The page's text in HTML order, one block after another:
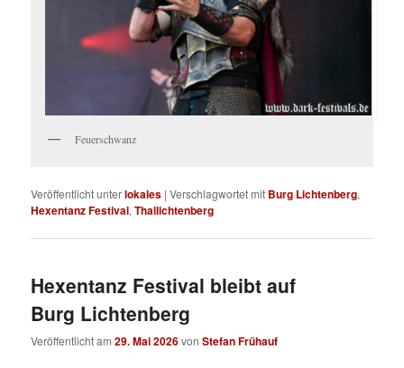
Feuerschwanz
Veröffentlicht unterlokales |Verschlagwortet mit Burg Lichtenberg,
Hexentanz Festival,Thallichtenberg
Hexentanz Festival bleibt auf
Burg Lichtenberg
Veröffentlicht am29. Mai 2026vonStefan Frühauf